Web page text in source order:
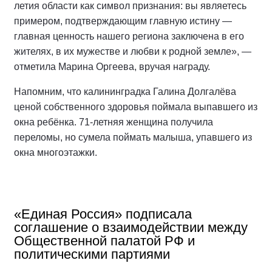
летия области как символ признания: вы являетесь
примером, подтверждающим главную истину —
главная ценность нашего региона заключена в его
жителях, в их мужестве и любви к родной земле», —
отметила Марина Оргеева, вручая награду.
Напомним, что калининградка Галина Долгалёва
ценой собственного здоровья поймала выпавшего из
окна ребёнка. 71-летняя женщина получила
переломы, но сумела поймать малыша, упавшего из
окна многоэтажки.
«Единая Россия» подписала
соглашение о взаимодействии между
Общественной палатой РФ и
политическими партиями